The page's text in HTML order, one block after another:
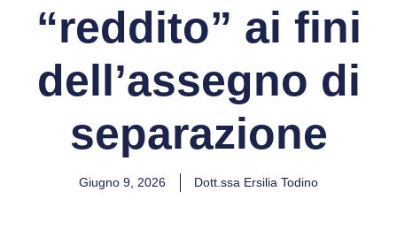
“reddito” ai fini
dell’assegno di
separazione
Giugno 9, 2026 Dott.ssa Ersilia Todino